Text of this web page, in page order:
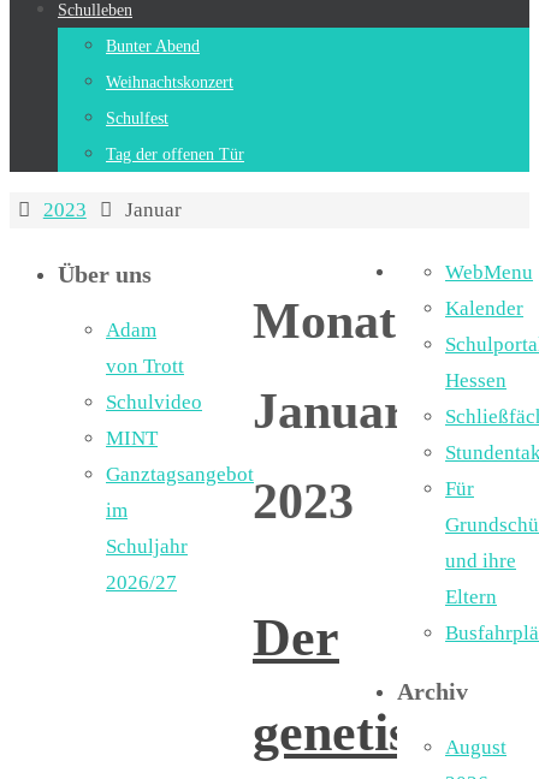
Schulleben
Bunter Abend
Weihnachtskonzert
Schulfest
Tag der offenen Tür
Start2023 Januar
Monat:
Januar
2023
Der
genetische
Über uns
Adam
von Trott
Schulvideo
MINT
Ganztagsangebot
im
Schuljahr
2026/27
WebMenu
Kalender
Hessen
Für
und ihre
Eltern
Archiv
August